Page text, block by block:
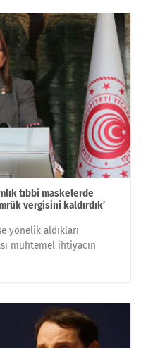
tıbbi maskelerde
vergisini kaldırdık’
yönelik aldıkları
muhtemel ihtiyacın